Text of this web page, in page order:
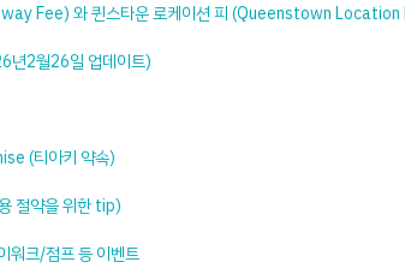
Fee) 와 퀸스타운 로케이션 피 (Queenstown Location
2월26일 업데이트)
(티아키 약속)
절약을 위한 tip)
워크/점프 등 이벤트